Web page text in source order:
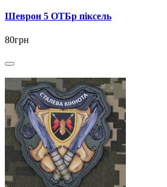
Шеврон 5 ОТБр піксель
80грн